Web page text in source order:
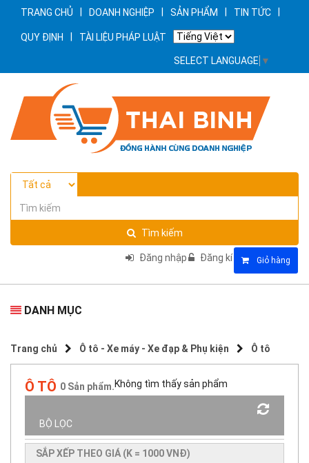
TRANG CHỦ DOANH NGHIỆP SẢN PHẨM TIN TỨC
QUY ĐỊNH TÀI LIỆU PHÁP LUẬT
SELECT LANGUAGE ▼
Tìm kiếm
Đăng nhập Đăng kí Giỏ hàng
DANH MỤC
Trang chủ Ô tô - Xe máy - Xe đạp & Phụ kiện Ô tô
Ô TÔ 0 Sản phẩm.Không tìm thấy sản phẩm
BỘ LỌC
SẮP XẾP THEO GIÁ (K = 1000 VNĐ)